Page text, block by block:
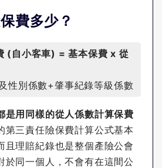
費多少？
(自小客車) = 基本保費 x 從
性別係數+肇事紀錄等級係數
是用同樣的從人係數計算保費
第三責任險保費計算公式基本
且理賠紀錄也是整個產險公會
於同一個人，不會有在這間公